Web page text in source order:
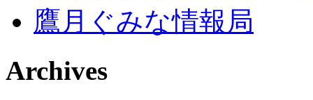
鷹月ぐみな情報局
Archives